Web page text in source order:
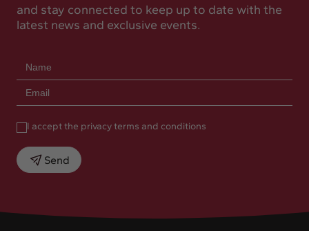
and stay connected to keep up to date with the
latest news and exclusive events.
I accept the privacy terms and conditions
Send